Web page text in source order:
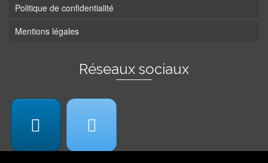
Politique de confidentialité
Mentions légales
Réseaux sociaux